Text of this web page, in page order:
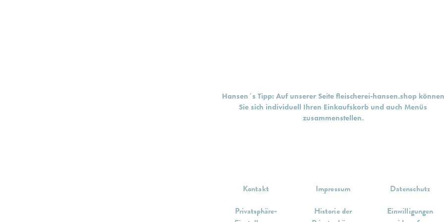
Hansen´s Tipp: Auf unserer Seite fleischerei-hansen.shopkönnen
Sie sich individuell Ihren Einkaufskorb und auch Menüs
zusammenstellen.
Kontakt Impressum
Datenschutz
Privatsphäre-
Historie der
Einwilligungen